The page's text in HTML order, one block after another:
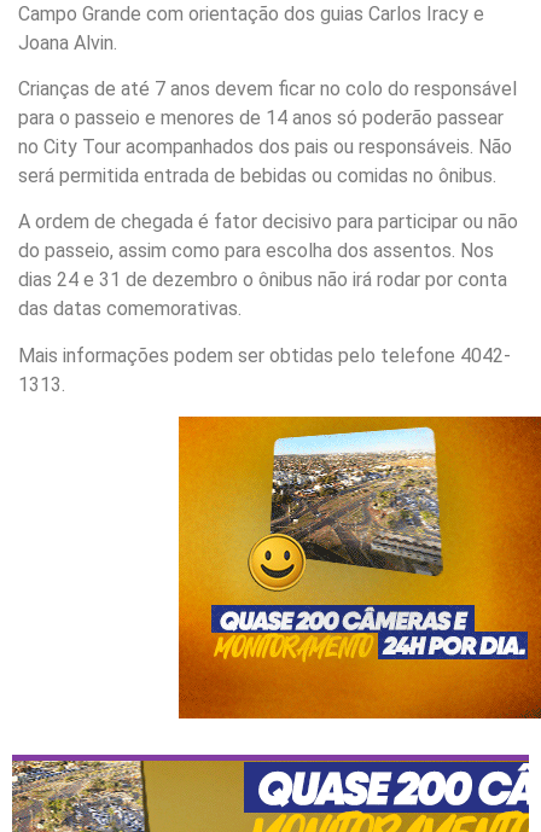
Campo Grande com orientação dos guias Carlos Iracy e
Joana Alvin.
Crianças de até 7 anos devem ficar no colo do responsável
para o passeio e menores de 14 anos só poderão passear
no City Tour acompanhados dos pais ou responsáveis. Não
será permitida entrada de bebidas ou comidas no ônibus.
A ordem de chegada é fator decisivo para participar ou não
do passeio, assim como para escolha dos assentos. Nos
dias 24 e 31 de dezembro o ônibus não irá rodar por conta
das datas comemorativas.
Mais informações podem ser obtidas pelo telefone 4042-
1313.